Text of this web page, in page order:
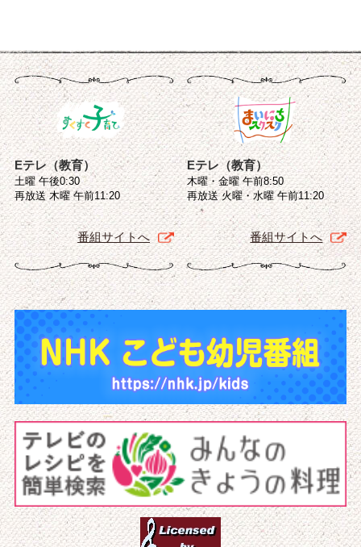
Eテレ（教育）
土曜 午後0:30
再放送 木曜 午前11:20
番組サイトへ
Eテレ（教育）
木曜・金曜 午前8:50
再放送 火曜・水曜 午前11:20
番組サイトへ